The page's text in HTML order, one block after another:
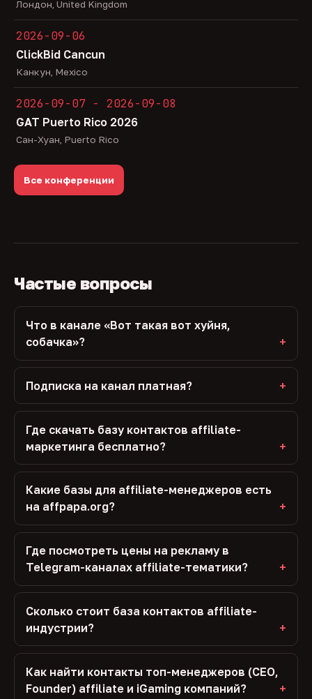
Лондон, United Kingdom
2026-09-06
ClickBid Cancun
Канкун, Mexico
2026-09-07 - 2026-09-08
GAT Puerto Rico 2026
Сан-Хуан, Puerto Rico
Все конференции
Частые вопросы
Что в канале «Вот такая вот хуйня,
собачка»?
Подписка на канал платная?
Где скачать базу контактов affiliate-
маркетинга бесплатно?
Какие базы для affiliate-менеджеров есть
на affpapa.org?
Где посмотреть цены на рекламу в
Telegram-каналах affiliate-тематики?
Сколько стоит база контактов affiliate-
индустрии?
Как найти контакты топ-менеджеров (CEO,
Founder) affiliate и iGaming компаний?